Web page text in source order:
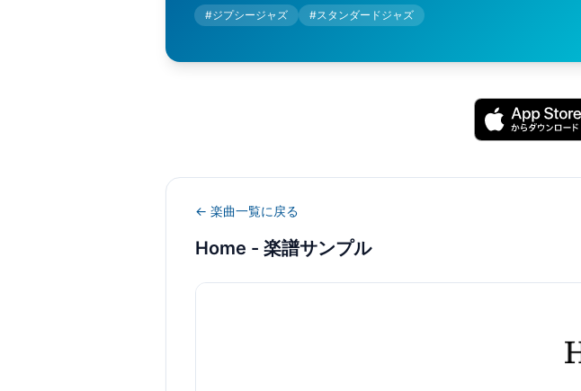
#ジプシージャズ #スタンダードジャズ
← 楽曲一覧に戻る
Home - 楽譜サンプル